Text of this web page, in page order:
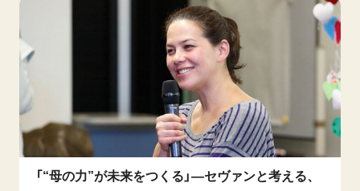
「“母の力”が未来をつくる」―セヴァンと考える、